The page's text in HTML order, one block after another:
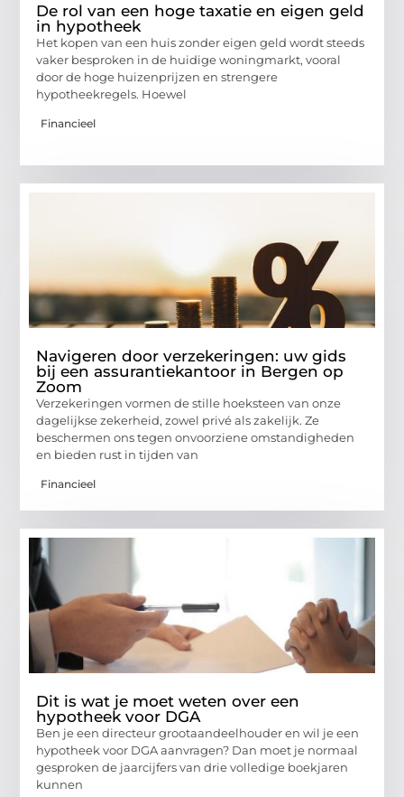
De rol van een hoge taxatie en eigen geld
in hypotheek
Het kopen van een huis zonder eigen geld wordt steeds
vaker besproken in de huidige woningmarkt, vooral
door de hoge huizenprijzen en strengere
hypotheekregels. Hoewel
Financieel
Navigeren door verzekeringen: uw gids
bij een assurantiekantoor in Bergen op
Zoom
Verzekeringen vormen de stille hoeksteen van onze
dagelijkse zekerheid, zowel privé als zakelijk. Ze
beschermen ons tegen onvoorziene omstandigheden
en bieden rust in tijden van
Financieel
Dit is wat je moet weten over een
hypotheek voor DGA
Ben je een directeur grootaandeelhouder en wil je een
hypotheek voor DGA aanvragen? Dan moet je normaal
gesproken de jaarcijfers van drie volledige boekjaren
kunnen